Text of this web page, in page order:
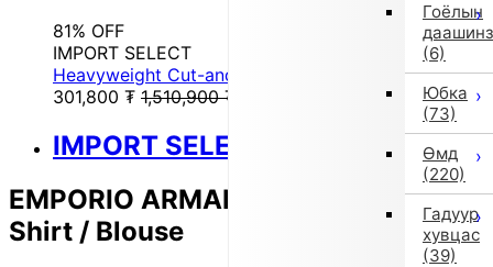
Гоёлын
даашинз
(6)
Юбка
(73)
Өмд
(220)
Гадуур
хувцас
(39)
81% OFF
IMPORT SELECT
Heavyweight Cut-and-Sew Top _ Other (Rack)
301,800 ₮ 1,510,900 ₮
IMPORT SELECT
EMPORIO ARMANI Long-Sleeve
Shirt / Blouse